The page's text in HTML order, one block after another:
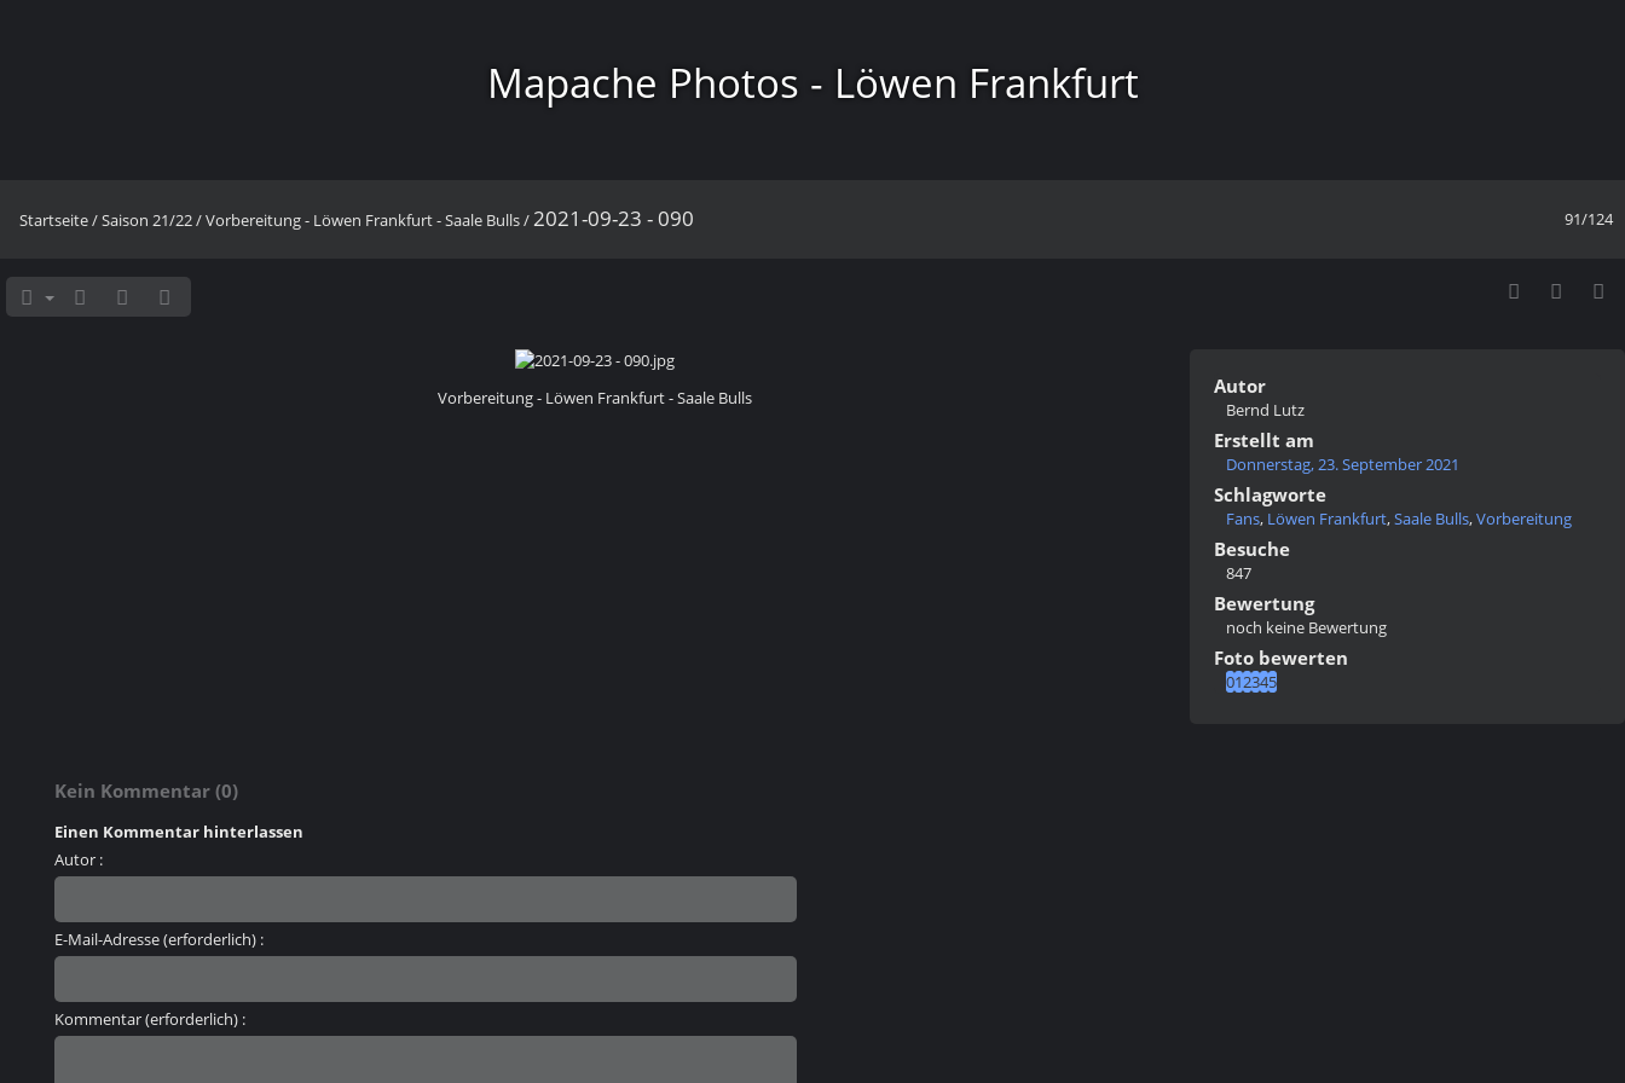
Mapache Photos - Löwen Frankfurt
91/124
Startseite/Saison 21/22/Vorbereitung - Löwen Frankfurt - Saale Bulls/2021-09-23 - 090
Vorbereitung - Löwen Frankfurt - Saale Bulls Autor
Bernd Lutz
Erstellt am
Donnerstag, 23. September 2021
Schlagworte
Fans, Löwen Frankfurt,Saale Bulls,Vorbereitung
Besuche
847
Bewertung
noch keine Bewertung
Foto bewerten
Kein Kommentar (0)
Einen Kommentar hinterlassen
Autor :
E-Mail-Adresse (erforderlich) :
Kommentar (erforderlich) :